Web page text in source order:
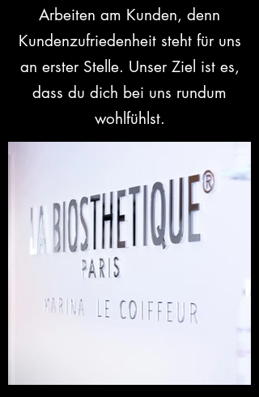
Arbeiten am Kunden, denn
Kundenzufriedenheit steht für uns
an erster Stelle. Unser Ziel ist es,
dass du dich bei uns rundum
wohlfühlst.